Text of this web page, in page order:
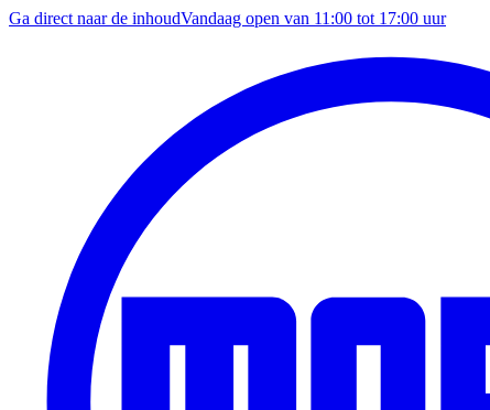
Ga direct naar de inhoudVandaag open van 11:00 tot 17:00 uur